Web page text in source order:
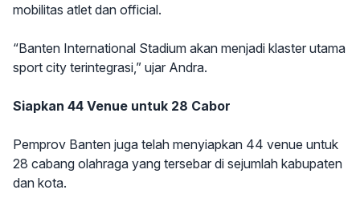
mobilitas atlet dan official.
“Banten International Stadium akan menjadi klaster utama
sport city terintegrasi,” ujar Andra.
Siapkan 44 Venue untuk 28 Cabor
Pemprov Banten juga telah menyiapkan 44 venue untuk
28 cabang olahraga yang tersebar di sejumlah kabupaten
dan kota.